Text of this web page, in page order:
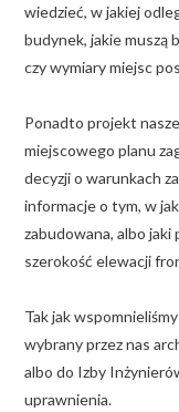
wiedzieć, w jakiej
budynek, jakie muszą
czy wymiary miejsc
Ponadto projekt
miejscowego planu
decyzji o warunkach
informacje o tym, w
zabudowana, albo
szerokość elewacji
Tak jak
wybrany przez nas
albo do Izby
uprawnienia.